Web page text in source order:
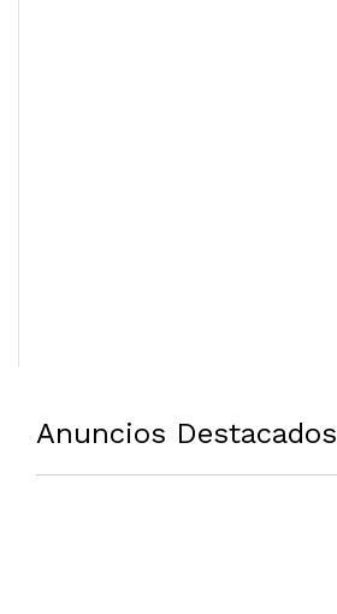
Anuncios Destacados